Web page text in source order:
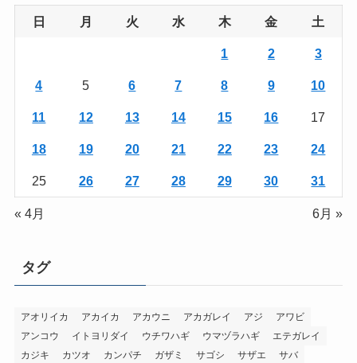
日 月 火 水 木 金 土
1 2 3
4 5 6 7 8 9 10
11 12 13 14 15 16 17
18 19 20 21 22 23 24
25 26 27 28 29 30 31
« 4月 6月 »
タグ
アオリイカ アカイカ アカウニ アカガレイ アジ
アワビ
アンコウ
イトヨリダイ ウチワハギ ウマヅラハギ
エテガレイ
カジキ
カツオ カンパチ ガザミ サゴシ サザエ サバ